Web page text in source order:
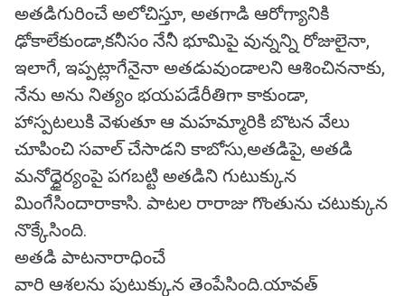
అతడిగురించే అలోచిస్తూ, అతగాడి ఆరోగ్యానికి
ఢోకాలేకుండా,కనీసం నేనీ భూమిపై వున్నన్ని రోజులైనా,
ఇలాగే, ఇప్పట్లాగేనైనా అతడువుండాలని ఆశించిననాకు,
నేను అను నిత్యం భయపడేరీతిగా కాకుండా,
హాస్పటలుకి వెళుతూ ఆ మహమ్మారికి బొటన వేలు
చూపించి సవాల్ చేసాడని కాబోసు,అతడిపై, అతడి
మనోధ్ధైర్యంపై పగబట్టి అతడిని గుటుక్కున
మింగేసిందారాకాసి. పాటల రారాజు గొంతును చటుక్కున
నొక్కేసింది.
అతడి పాటనారాధించే
వారి ఆశలను పుటుక్కున తెంపేసింది.యావత్